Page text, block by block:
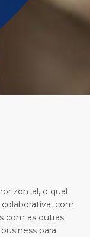
o qual
com
com as outras.
para